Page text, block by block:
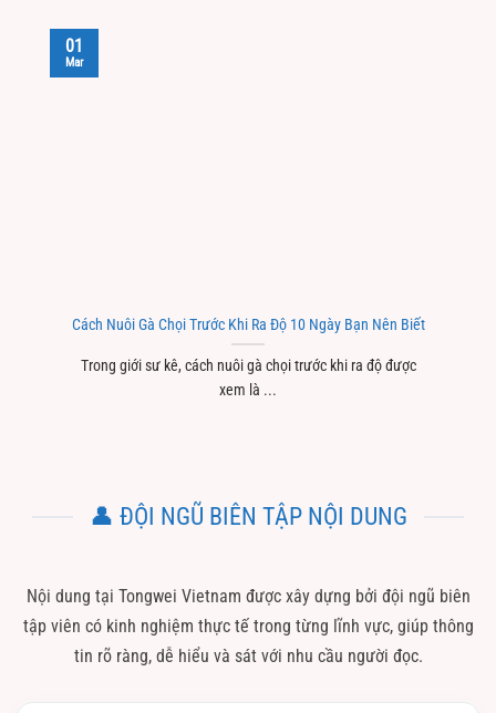
Cách Nuôi Gà Chọi Trước Khi Ra Độ 10 Ngày Bạn Nên Biết
Trong giới sư kê, cách nuôi gà chọi trước khi ra độ được
xem là ...
01
Mar
👤 ĐỘI NGŨ BIÊN TẬP NỘI DUNG
Nội dung tại Tongwei Vietnam được xây dựng bởi đội ngũ biên
tập viên có kinh nghiệm thực tế trong từng lĩnh vực, giúp thông
tin rõ ràng, dễ hiểu và sát với nhu cầu người đọc.